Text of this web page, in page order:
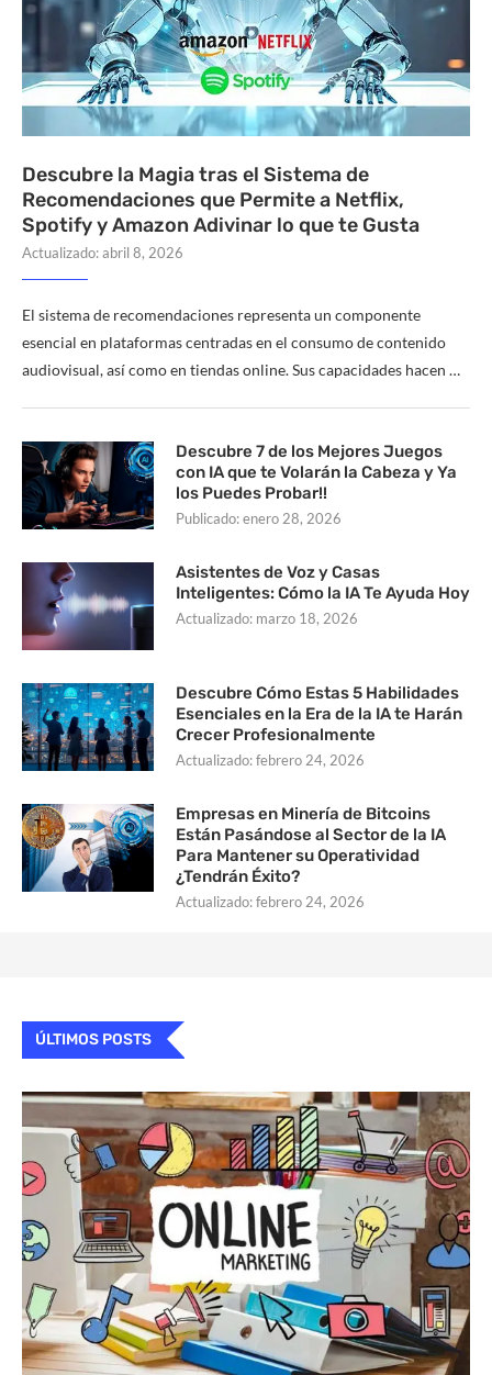
Descubre la Magia tras el Sistema de
Recomendaciones que Permite a Netflix,
Spotify y Amazon Adivinar lo que te Gusta
Actualizado:abril 8, 2026
El sistema de recomendaciones representa un componente
esencial en plataformas centradas en el consumo de contenido
audiovisual, así como en tiendas online. Sus capacidades hacen …
Descubre 7 de los Mejores Juegos
con IA que te Volarán la Cabeza y Ya
los Puedes Probar!!
Publicado:enero 28, 2026
Asistentes de Voz y Casas
Inteligentes: Cómo la IA Te Ayuda Hoy
Actualizado: marzo 18, 2026
Descubre Cómo Estas 5 Habilidades
Esenciales en la Era de la IA te Harán
Crecer Profesionalmente
Actualizado:febrero 24, 2026
Empresas en Minería de Bitcoins
Están Pasándose al Sector de la IA
Para Mantener su Operatividad
¿Tendrán Éxito?
Actualizado:febrero 24, 2026
ÚLTIMOS POSTS